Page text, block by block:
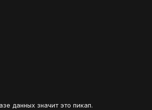
данных значит это пикап.